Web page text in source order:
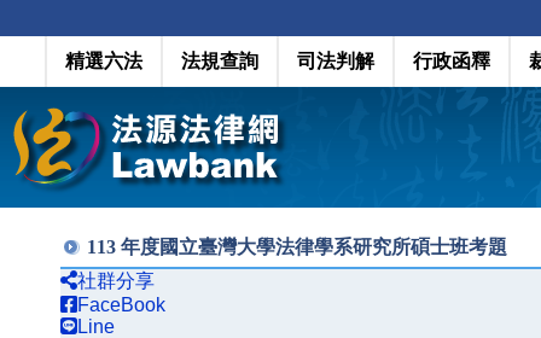
精選六法 法規查詢 司法判解 行政函釋
113 年度國立臺灣大學法律學系研究所碩士班考題
社群分享
FaceBook
Line